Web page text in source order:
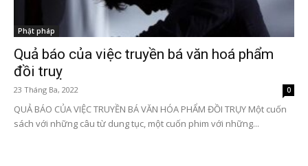
Phật pháp
Quả báo của việc truyền bá văn hoá phẩm
đồi truỵ
23 Tháng Ba, 2022 0
QUẢ BÁO CỦA VIỆC TRUYỀN BÁ VĂN HÓA PHẨM ĐỒI TRỤY Một cuốn
sách với những câu từ dung tục, một cuốn phim với những...